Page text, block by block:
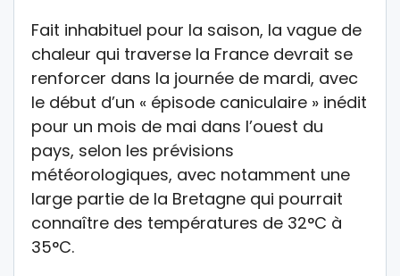
Fait inhabituel pour la saison, la vague de
chaleur qui traverse la France devrait se
renforcer dans la journée de mardi, avec
le début d’un « épisode caniculaire » inédit
pour un mois de mai dans l’ouest du
pays, selon les prévisions
météorologiques, avec notamment une
large partie de la Bretagne qui pourrait
connaître des températures de 32°C à
35°C.